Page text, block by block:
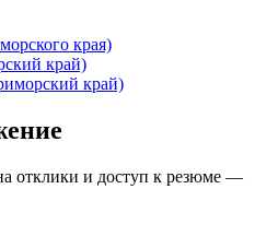
края)
край)
край)
отклики и доступ к резюме —